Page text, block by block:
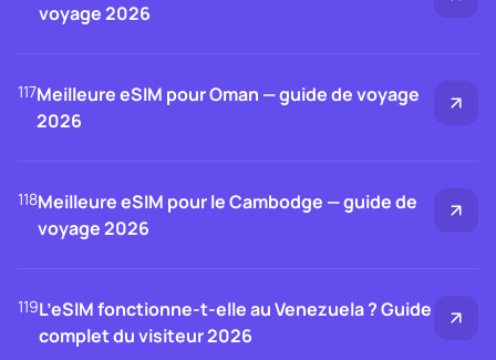
voyage 2026
117Meilleure eSIM pour Oman — guide de voyage
2026
118Meilleure eSIM pour le Cambodge — guide de
voyage 2026
119L’eSIM fonctionne-t-elle au Venezuela ? Guide
complet du visiteur 2026